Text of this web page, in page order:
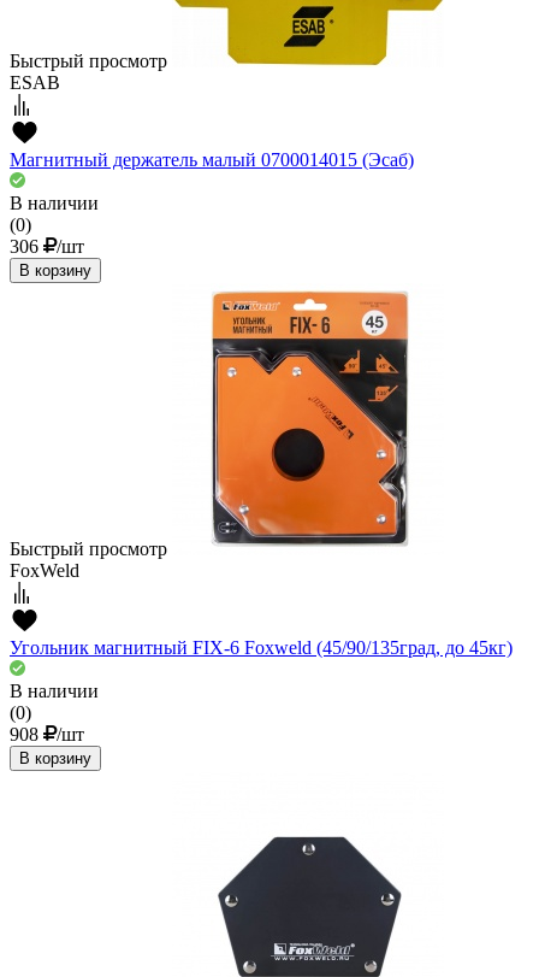
Быстрый просмотр
ESAB
Магнитный держатель малый 0700014015 (Эсаб)
В наличии
(0)
306
/шт
В корзину
Быстрый просмотр
FoxWeld
Угольник магнитный FIX-6 Foxweld (45/90/135град, до 45кг)
В наличии
(0)
908
/шт
В корзину